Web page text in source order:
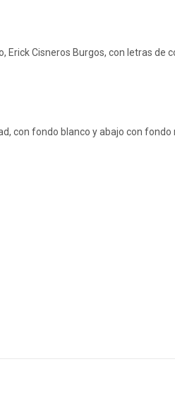
Cisneros Burgos, con letras de
con fondo blanco y abajo con